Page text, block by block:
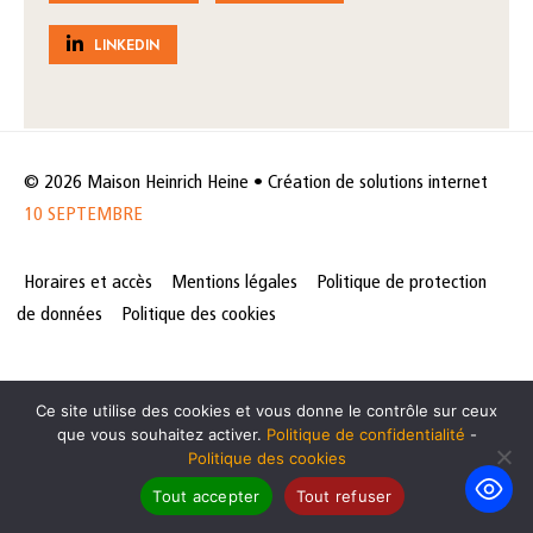
LINKEDIN
© 2026 Maison Heinrich Heine • Création de solutions internet
10 SEPTEMBRE
Horaires et accès Mentions légales
Politique de protection
de données
Politique des cookies
Ce site utilise des cookies et vous donne le contrôle sur ceux
que vous souhaitez activer. Politique de confidentialité -
Politique des cookies
Tout accepter
Tout refuser